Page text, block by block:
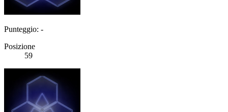
Punteggio: -
Posizione
59